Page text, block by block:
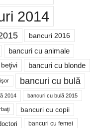
2014
bancuri 2016
bancuri cu animale
bancuri cu blonde
bancuri cu bulă
2014 bancuri cu bulă 2015
bancuri cu copii
bancuri cu femei